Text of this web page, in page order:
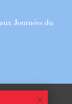
Journées du